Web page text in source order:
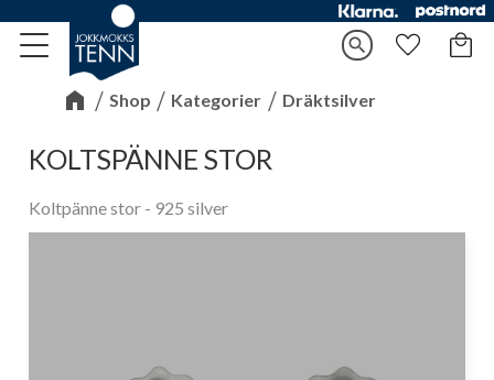
Meny search Favoriter
Shop Kategorier Dräktsilver
KOLTSPÄNNE STOR
Koltpänne stor - 925 silver